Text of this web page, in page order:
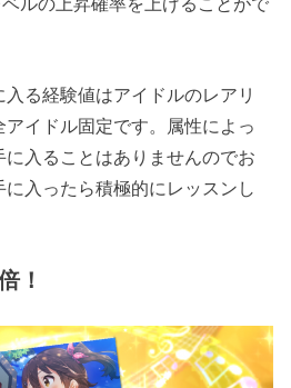
る経験値はアイドルのレアリ
イドル固定です。属性によっ
入ることはありませんのでお
入ったら積極的にレッスンし
！